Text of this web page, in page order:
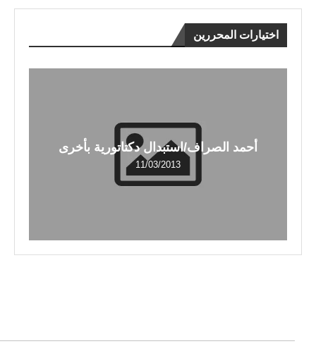
اختيارات المحررين
أحمد الصراف/استبدال دكتاتورية بأخرى
11/03/2013